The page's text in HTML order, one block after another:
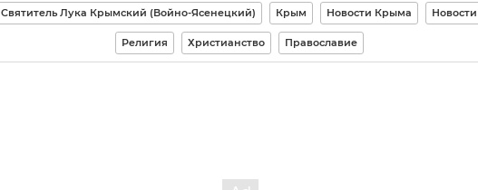
Святитель Лука Крымский (Войно-Ясенецкий) Крым Новости Крыма Новости
Религия Христианство Православие